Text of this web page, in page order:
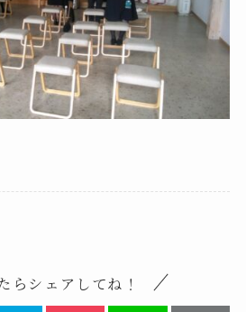
らシェアしてね！